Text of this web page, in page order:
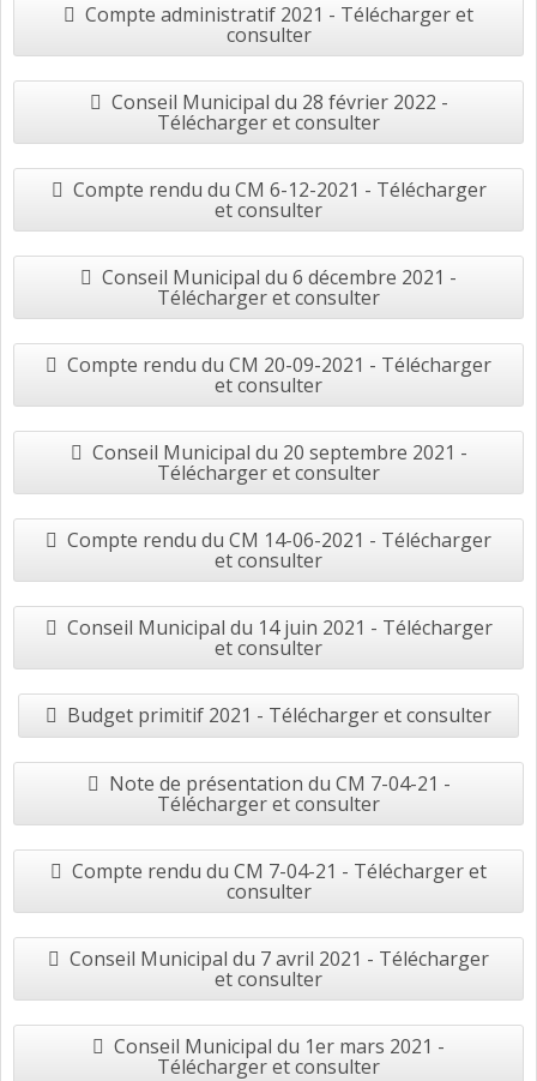
Compte administratif 2021 - Télécharger et
consulter
Conseil Municipal du 28 février 2022 -
Télécharger et consulter
Compte rendu du CM 6-12-2021 - Télécharger
et consulter
Conseil Municipal du 6 décembre 2021 -
Télécharger et consulter
Compte rendu du CM 20-09-2021 - Télécharger
et consulter
Conseil Municipal du 20 septembre 2021 -
Télécharger et consulter
Compte rendu du CM 14-06-2021 - Télécharger
et consulter
Conseil Municipal du 14 juin 2021 - Télécharger
et consulter
Budget primitif 2021 - Télécharger et consulter
Note de présentation du CM 7-04-21 -
Télécharger et consulter
Compte rendu du CM 7-04-21 - Télécharger et
consulter
Conseil Municipal du 7 avril 2021 - Télécharger
et consulter
Conseil Municipal du 1er mars 2021 -
Télécharger et consulter